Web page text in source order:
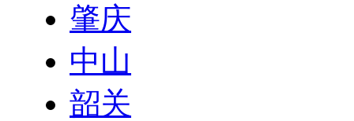
肇庆
中山
韶关